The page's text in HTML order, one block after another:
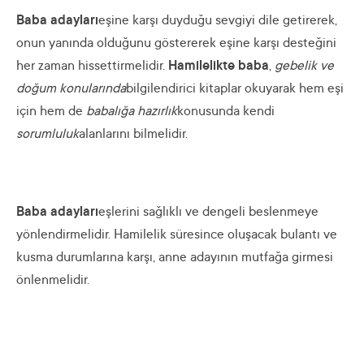
Baba adaylarıeşine karşı duyduğu sevgiyi dile getirerek,
onun yanında olduğunu göstererek eşine karşı desteğini
her zaman hissettirmelidir. Hamilelikte baba, gebelik ve
doğum konularındabilgilendirici kitaplar okuyarak hem eşi
için hem de babalığa hazırlıkkonusunda kendi
sorumlulukalanlarını bilmelidir.
Baba adaylarıeşlerini sağlıklı ve dengeli beslenmeye
yönlendirmelidir. Hamilelik süresince oluşacak bulantı ve
kusma durumlarına karşı, anne adayının mutfağa girmesi
önlenmelidir.